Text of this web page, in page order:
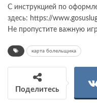
С инструкцией по
здесь: https://
Не пропустите важную
карта болельщика
Поделитесь